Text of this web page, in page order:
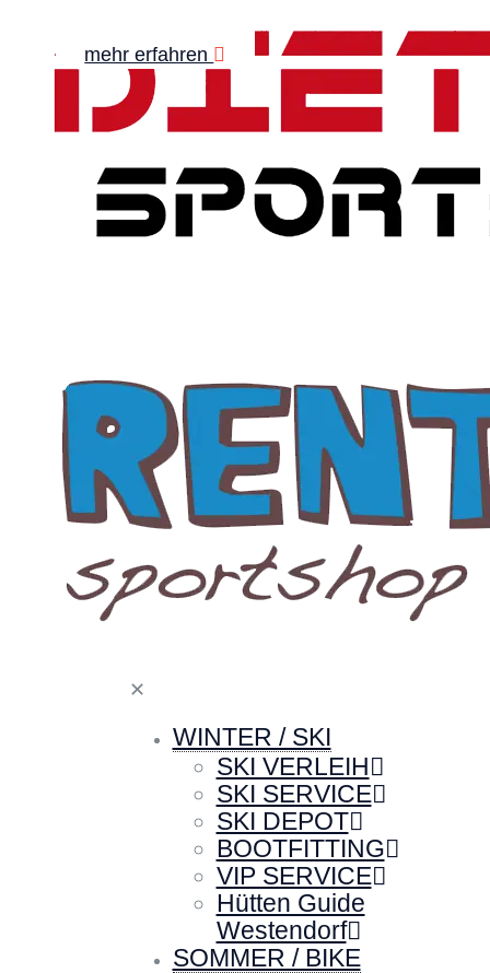
✕
WINTER / SKI
SKI VERLEIH
SKI SERVICE
SKI DEPOT
BOOTFITTING
VIP SERVICE
Hütten Guide
Westendorf
SOMMER / BIKE
mehr erfahren
mehr erfahren